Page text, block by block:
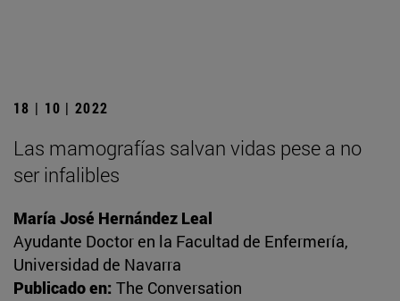
18 | 10 | 2022
Las mamografías salvan vidas pese a no
ser infalibles
María José Hernández Leal
Ayudante Doctor en la Facultad de Enfermería,
Universidad de Navarra
Publicado en: The Conversation